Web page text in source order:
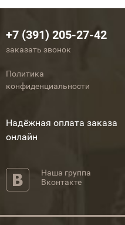
+7 (391) 205-27-42
заказать звонок
Политика
конфиденциальности
Надёжная оплата заказа
онлайн
Наша группа
Вконтакте